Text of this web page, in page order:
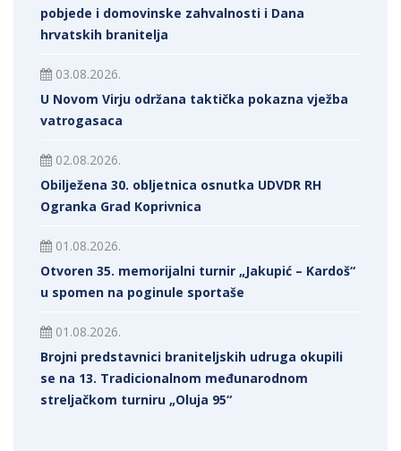
pobjede i domovinske zahvalnosti i Dana
hrvatskih branitelja
03.08.2026.
U Novom Virju održana taktička pokazna vježba
vatrogasaca
02.08.2026.
Obilježena 30. obljetnica osnutka UDVDR RH
Ogranka Grad Koprivnica
01.08.2026.
Otvoren 35. memorijalni turnir „Jakupić – Kardoš“
u spomen na poginule sportaše
01.08.2026.
Brojni predstavnici braniteljskih udruga okupili
se na 13. Tradicionalnom međunarodnom
streljačkom turniru „Oluja 95“